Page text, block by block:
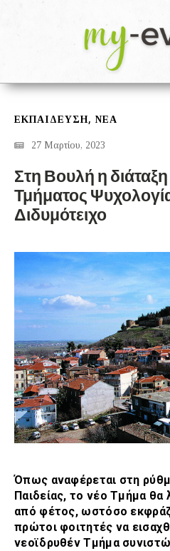
ΕΚΠΑΙΔΕΥΣΗ, ΝΕΑ
27 Μαρτίου, 2023
Στη Βουλή η
Τμήματος
Διδυμότειχο
Όπως αναφέρεται στη
Παιδείας, το νέο Τμήμα θα
από φέτος, ωστόσο
πρώτοι φοιτητές να
νεοϊδρυθέν Τμήμα